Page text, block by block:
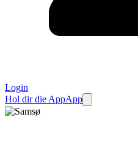
Login
Hol dir die AppApp